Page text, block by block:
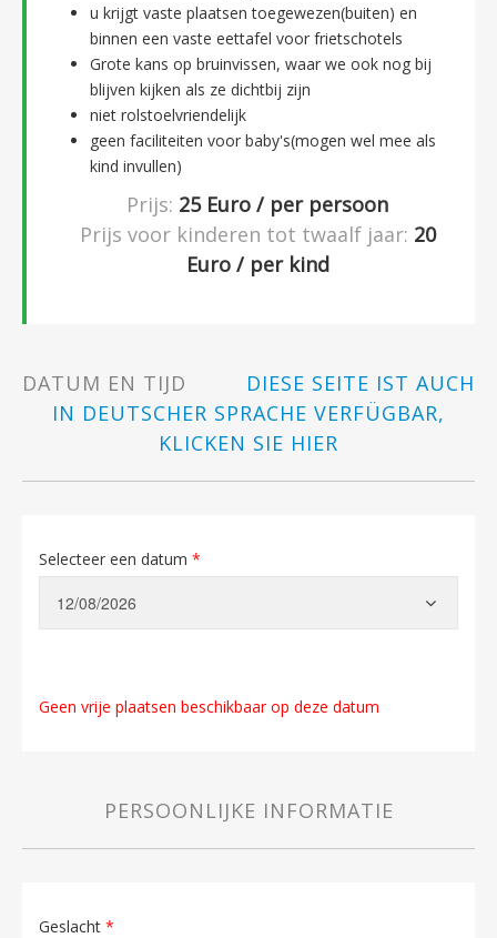
u krijgt vaste plaatsen toegewezen(buiten) en
binnen een vaste eettafel voor frietschotels
Grote kans op bruinvissen, waar we ook nog bij
blijven kijken als ze dichtbij zijn
niet rolstoelvriendelijk
geen faciliteiten voor baby's(mogen wel mee als
kind invullen)
Prijs: 25Euro / per persoon
Prijs voor kinderen tot twaalf jaar: 20
Euro / per kind
DATUM EN TIJD
DIESE SEITE IST AUCH
IN DEUTSCHER SPRACHE VERFÜGBAR,
KLICKEN SIE HIER
Selecteer een datum *
Geen vrije plaatsen beschikbaar op deze datum
PERSOONLIJKE INFORMATIE
Geslacht *